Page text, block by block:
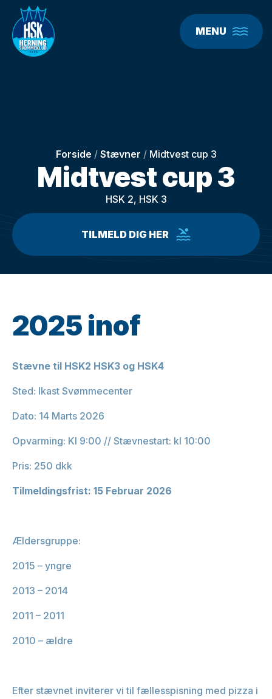
MENU
Forside / Stævner / Midtvest cup 3
Midtvest cup 3
HSK 2, HSK 3
TILMELD DIG HER
2025 inof
Stævne til HSK2 HSK3 og HSK4
Sted: Ikast Svømmecenter
Dato: 14 Marts 2026
Opvarming: Kl 9:00 // Stævnestart: kl 10:00
Pris: 250 dkk
Tilmeldingsfrist: 15 Februar 2026
Ældersgruppe:
2015 – yngre
2013 – 2014
2011 – 2011
2010 – ældre
Efter stævnet inviterer vi til fællesspisning med pizza i